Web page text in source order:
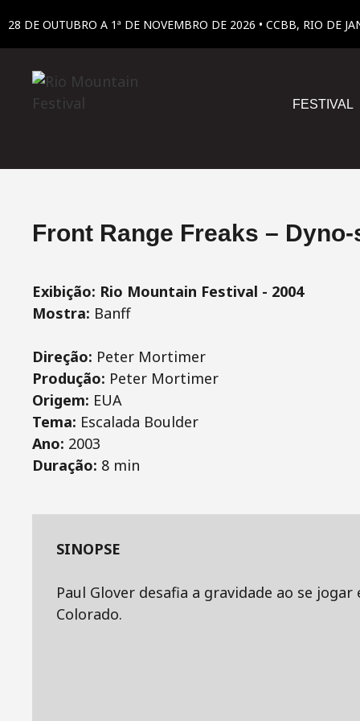
28 DE OUTUBRO A 1ª DE NOVEMBRO DE 2026 • CCBB, RIO DE
FESTIVAL
Front Range Freaks –
Exibição: Rio Mountain Festival - 2004
Mostra: Banff
Direção: Peter Mortimer
Produção: Peter Mortimer
Origem: EUA
Tema: Escalada Boulder
Ano: 2003
Duração: 8 min
SINOPSE
Paul Glover desafia a gravidade ao se
Colorado.